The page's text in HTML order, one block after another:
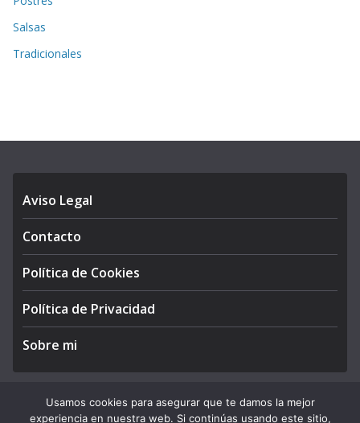
Salsas
Tradicionales
Aviso Legal
Contacto
Política de Cookies
Política de Privacidad
Sobre mi
Usamos cookies para asegurar que te damos la mejor
experiencia en nuestra web. Si continúas usando este sitio,